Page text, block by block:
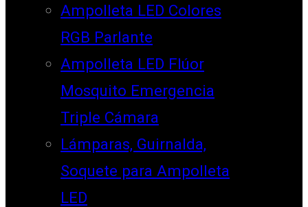
Ampolleta LED Colores
RGB Parlante
Ampolleta LED Flúor
Mosquito Emergencia
Triple Cámara
Lámparas, Guirnalda,
Soquete para Ampolleta
LED